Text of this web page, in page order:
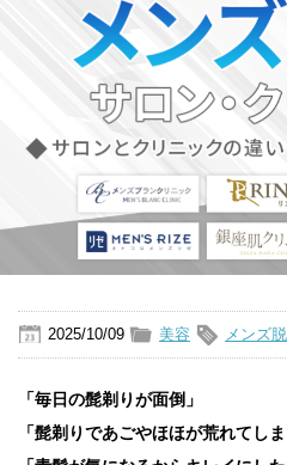
2025/10/09 美容 メンズ
「毎日の髭剃りが面倒」
「髭剃りであごやほほが荒れてしま